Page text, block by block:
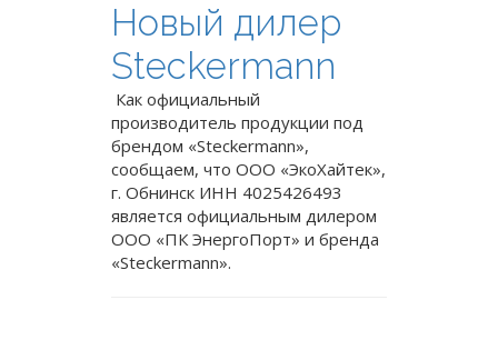
Новый дилер
Steckermann
Как официальный
производитель продукции под
брендом «Steckermann»,
сообщаем, что ООО «ЭкоХайтек»,
г. Обнинск ИНН 4025426493
является официальным дилером
ООО «ПК ЭнергоПорт» и бренда
«Steckermann».